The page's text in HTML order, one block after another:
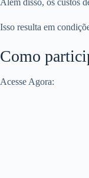
Isso resulta em
Como
Acesse Agora: